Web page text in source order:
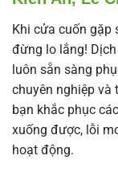
Khi cửa cuốn gặp
đừng lo lắng!
luôn sẵn sàng
chuyên nghiệp và
bạn khắc phục
xuống được, lỗi
hoạt động.